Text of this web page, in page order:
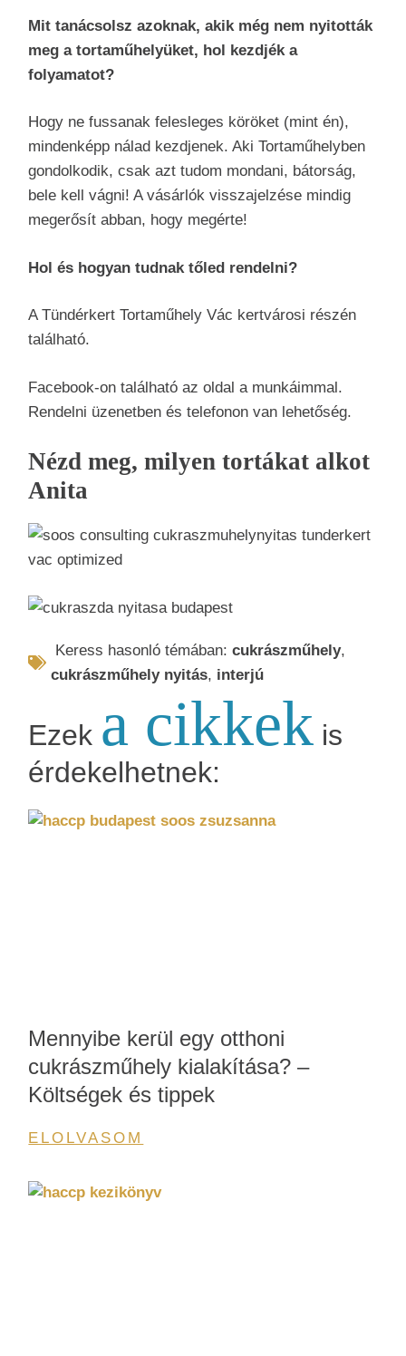
Mit tanácsolsz azoknak, akik még nem nyitották
meg a tortaműhelyüket, hol kezdjék a
folyamatot?
Hogy ne fussanak felesleges köröket (mint én),
mindenképp nálad kezdjenek. Aki Tortaműhelyben
gondolkodik, csak azt tudom mondani, bátorság,
bele kell vágni! A vásárlók visszajelzése mindig
megerősít abban, hogy megérte!
Hol és hogyan tudnak tőled rendelni?
A Tündérkert Tortaműhely Vác kertvárosi részén
található.
Facebook-on található az oldal a munkáimmal.
Rendelni üzenetben és telefonon van lehetőség.
Nézd meg, milyen tortákat alkot
Anita
Keress hasonló témában:cukrászműhely,
cukrászműhely nyitás, interjú
Ezek a cikkek is
érdekelhetnek:
Mennyibe kerül egy otthoni
cukrászműhely kialakítása? –
Költségek és tippek
ELOLVASOM